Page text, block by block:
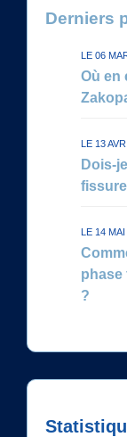
Derniers
LE 06
Où en
LE 13
Dois-
LE 14
phase
?